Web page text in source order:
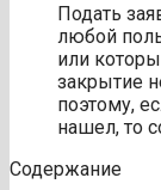
Подать
любой
или
закрытие
поэтому,
нашел, то
Содержание